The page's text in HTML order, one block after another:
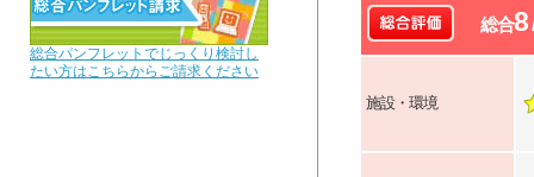
総合パンフレットでじっくり検討し
たい方はこちらからご請求ください
総合8
施設・環境